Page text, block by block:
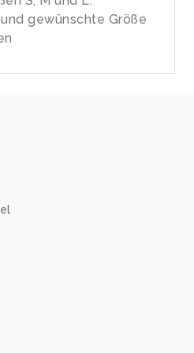
gewünschte Größe